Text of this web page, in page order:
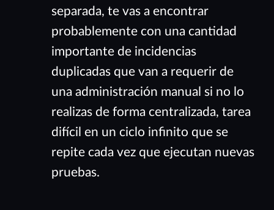
separada, te vas a encontrar
probablemente con una cantidad
importante de incidencias
duplicadas que van a requerir de
una administración manual si no lo
realizas de forma centralizada, tarea
difícil en un ciclo infinito que se
repite cada vez que ejecutan nuevas
pruebas.